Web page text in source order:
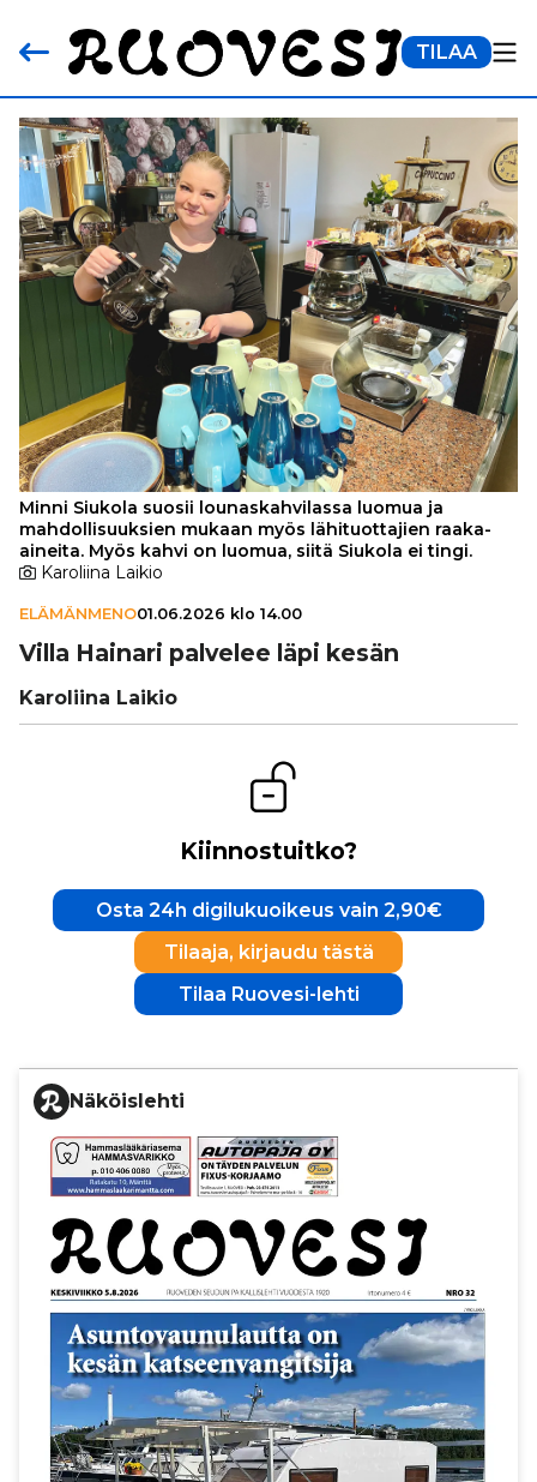
TILAA
Minni Siukola suosii lounaskahvilassa luomua ja
mahdollisuuksien mukaan myös lähituottajien raaka-
aineita. Myös kahvi on luomua, siitä Siukola ei tingi.
Karoliina Laikio
ELÄMÄNMENO01.06.2026 klo 14.00
Villa Hainari palvelee läpi kesän
Karoliina Laikio
Kiinnostuitko?
Osta 24h digilukuoikeus vain 2,90€
Tilaaja, kirjaudu tästä
Tilaa Ruovesi-lehti
Näköislehti